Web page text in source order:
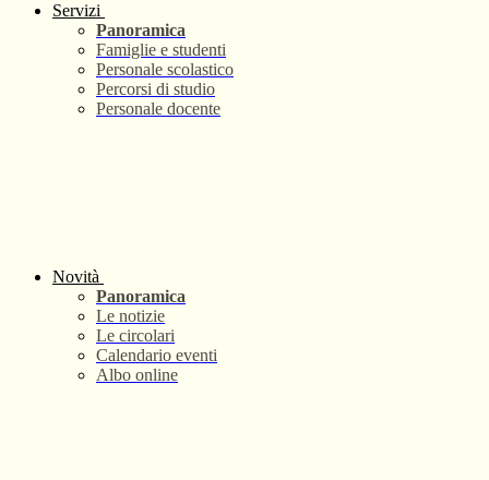
Servizi
Panoramica
Famiglie e studenti
Personale scolastico
Percorsi di studio
Personale docente
Novità
Panoramica
Le notizie
Le circolari
Calendario eventi
Albo online